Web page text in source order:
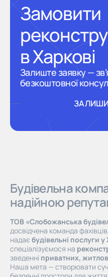
Замовити
в Харкові
Залиште заявку —
безкоштовної
Будівельна
надійною
ТОВ «Слобожанська
досвідчена команда
надає будівельні послуги у
спеціалізуємося на
зведенні приватних,
Наша мета — створювати